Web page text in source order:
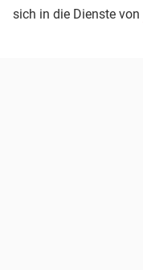
sich in die Dienste von